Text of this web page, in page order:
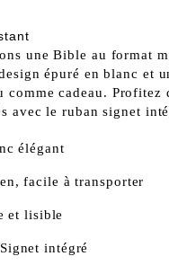
une Bible au format
épuré en blanc et
comme cadeau.
avec le ruban signet
élégant
facile à transporter
et lisible
intégré